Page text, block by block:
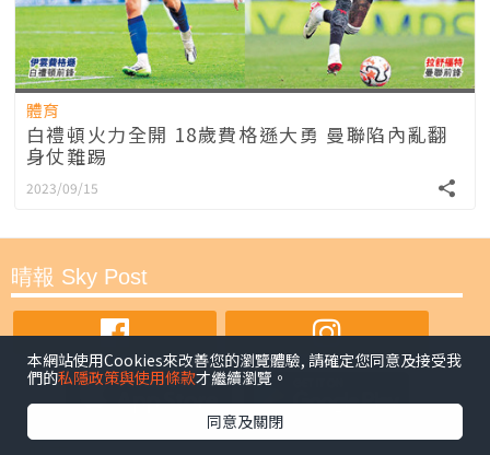
體育
白禮頓火力全開 18歲費格遜大勇 曼聯陷內亂翻
身仗難踢
2023/09/15
晴報 Sky Post
本網站使用Cookies來改善您的瀏覽體驗, 請確定您同意及接受我
們的私隱政策與使用條款才繼續瀏覽。
同意及關閉